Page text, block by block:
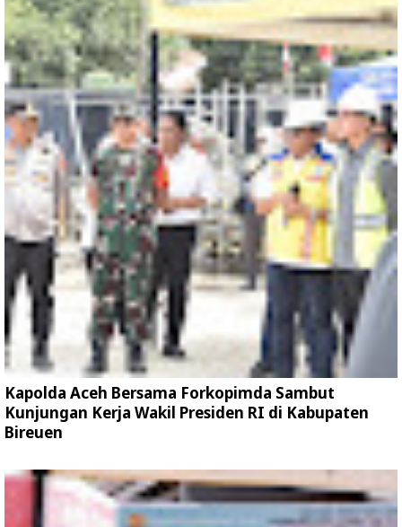
Kapolda Aceh Bersama Forkopimda Sambut
Kunjungan Kerja Wakil Presiden RI di Kabupaten
Bireuen